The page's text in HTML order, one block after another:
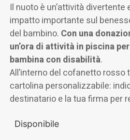
Il nuoto è un’attività divertente
impatto importante sul
del bambino. Con una
un’ora di attività in piscina
bambina con disabilità.
All’interno del cofanetto rosso
cartolina personalizzabile:
destinatario e la tua firma per
Disponibile